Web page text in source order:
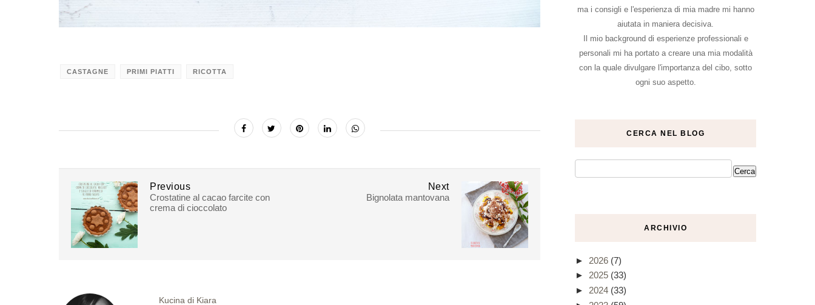
CASTAGNE PRIMI PIATTI RICOTTA
Next
Bignolata mantovana
Previous
Crostatine al cacao farcite con
crema di cioccolato
Kucina di Kiara
ma i consigli e l'esperienza di mia madre mi hanno
aiutata in maniera decisiva.
Il mio background di esperienze professionali e
personali mi ha portato a creare una mia modalità
con la quale divulgare l'importanza del cibo, sotto
ogni suo aspetto.
CERCA NEL BLOG
ARCHIVIO
► 2026 (7)
► 2025 (33)
► 2024 (33)